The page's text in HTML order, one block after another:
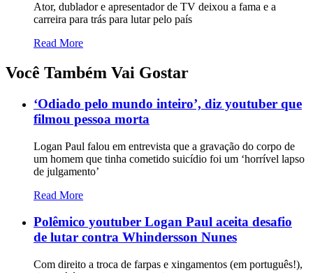
Ator, dublador e apresentador de TV deixou a fama e a
carreira para trás para lutar pelo país
Read More
Você Também Vai Gostar
‘Odiado pelo mundo inteiro’, diz youtuber que
filmou pessoa morta
Logan Paul falou em entrevista que a gravação do corpo de
um homem que tinha cometido suicídio foi um ‘horrível lapso
de julgamento’
Read More
Polêmico youtuber Logan Paul aceita desafio
de lutar contra Whindersson Nunes
Com direito a troca de farpas e xingamentos (em português!),